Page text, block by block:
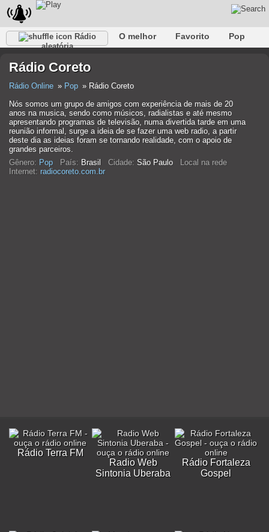
Rádio
aleatória
O melhor Favorito
Pop
Rap
Falk Jazz
Rádio Coreto
Rádio Online Pop
Rádio Coreto
Nós somos um grupo de amigos com experiência de mais de 20
anos na musica, sendo como músicos, radialistas e até mesmo
apresentando programas de televisão, numa divertida tarde em uma
reunião informal, surge a ideia de se fazer uma web radio, a partir
deste dia as ideias foram se tornando realidade, com o apoio de
grandes parceiros.
Gênero: Pop País: Brasil Cidade: São Paulo
Local na rede
Internet: radiocoreto.com.br
Rádio Terra FM
Radio Web
Sintonia Uberaba
Rádio Fortaleza
Gospel